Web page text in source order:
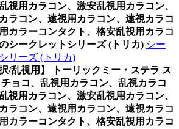
視用カラコン、激安乱視用カラコン、
ラコン、遠視用カラコン、遠視カラコ
カラーコンタクト、格安乱視用カラコ
シークレットシリーズ (トリカ) シー
リーズ (トリカ)
択/乱視用】 トーリックミー・ステラ ス
ョコ、乱視用カラコン、乱視カラコ
視用カラコン、激安乱視用カラコン、
ラコン、遠視用カラコン、遠視カラコ
カラーコンタクト、格安乱視用カラコ